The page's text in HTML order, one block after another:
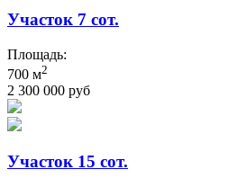
Участок 7 сот.
Площадь:
700 м2
2 300 000 руб
Участок 15 сот.